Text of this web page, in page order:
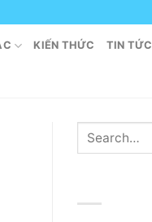
KIẾN THỨC TIN TỨC